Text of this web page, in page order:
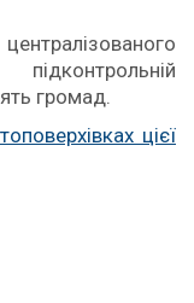
громад.
цієї